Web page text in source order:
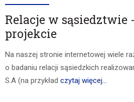
Relacje w sąsiedztwie
projekcie
Na naszej stronie internetowej wiele
o badaniu relacji sąsiedzkich
S.A (na przykład czytaj więcej...